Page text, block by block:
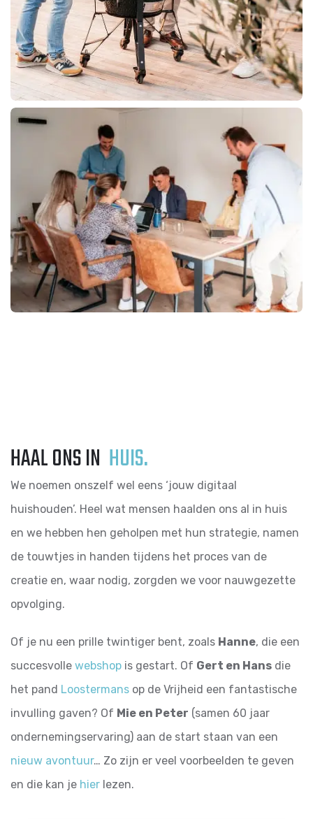
HAAL ONS IN HUIS.
We noemen onszelf wel eens ‘jouw digitaal
huishouden’. Heel wat mensen haalden ons al in huis
en we hebben hen geholpen met hun strategie, namen
de touwtjes in handen tijdens het proces van de
creatie en, waar nodig, zorgden we voor nauwgezette
opvolging.
Of je nu een prille twintiger bent, zoals Hanne, die een
succesvolle webshop is gestart. Of Gert en Hans die
het pand Loostermans op de Vrijheid een fantastische
invulling gaven? Of Mie en Peter (samen 60 jaar
ondernemingservaring) aan de start staan van een
nieuw avontuur… Zo zijn er veel voorbeelden te geven
en die kan je hier lezen.